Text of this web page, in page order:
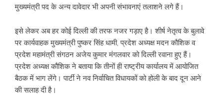
मुख्यमंत्री पद के अन्य दावेदार भी अपनी संभावनाएं तलाशने लगे हैं।
इसे लेकर अब हर कोई दिल्ली की तरफ नजर गड़ाए है। शीर्ष नेतृत्व के बुलावे
पर कार्यवाहक मुख्यमंत्री पुष्कर सिंह धामी, प्रदेश अध्यक्ष मदन कौशिक व
प्रदेश महामंत्री संगठन अजेय कुमार मंगलवार को दिल्ली रवाना हुए हैं।
प्रदेश अध्यक्ष कौशिक ने बताया कि तीनों ही राष्ट्रीय कार्यालय में आयोजित
बैठक में भाग लेंगे। पार्टी ने नव निर्वाचित विधायकों को होली के बाद दून आने
की सलाह दी है।